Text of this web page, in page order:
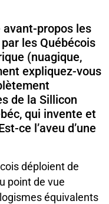
propos les
les Québécois
(nuagique,
expliquez-vous
de la Sillicon
qui invente et
ce l’aveu d’une
déploient de
point de vue
équivalents